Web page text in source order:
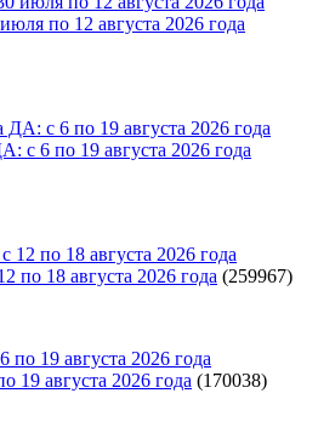
по 12 августа 2026 года
с 6 по 19 августа 2026 года
по 18 августа 2026 года (259967)
августа 2026 года (170038)